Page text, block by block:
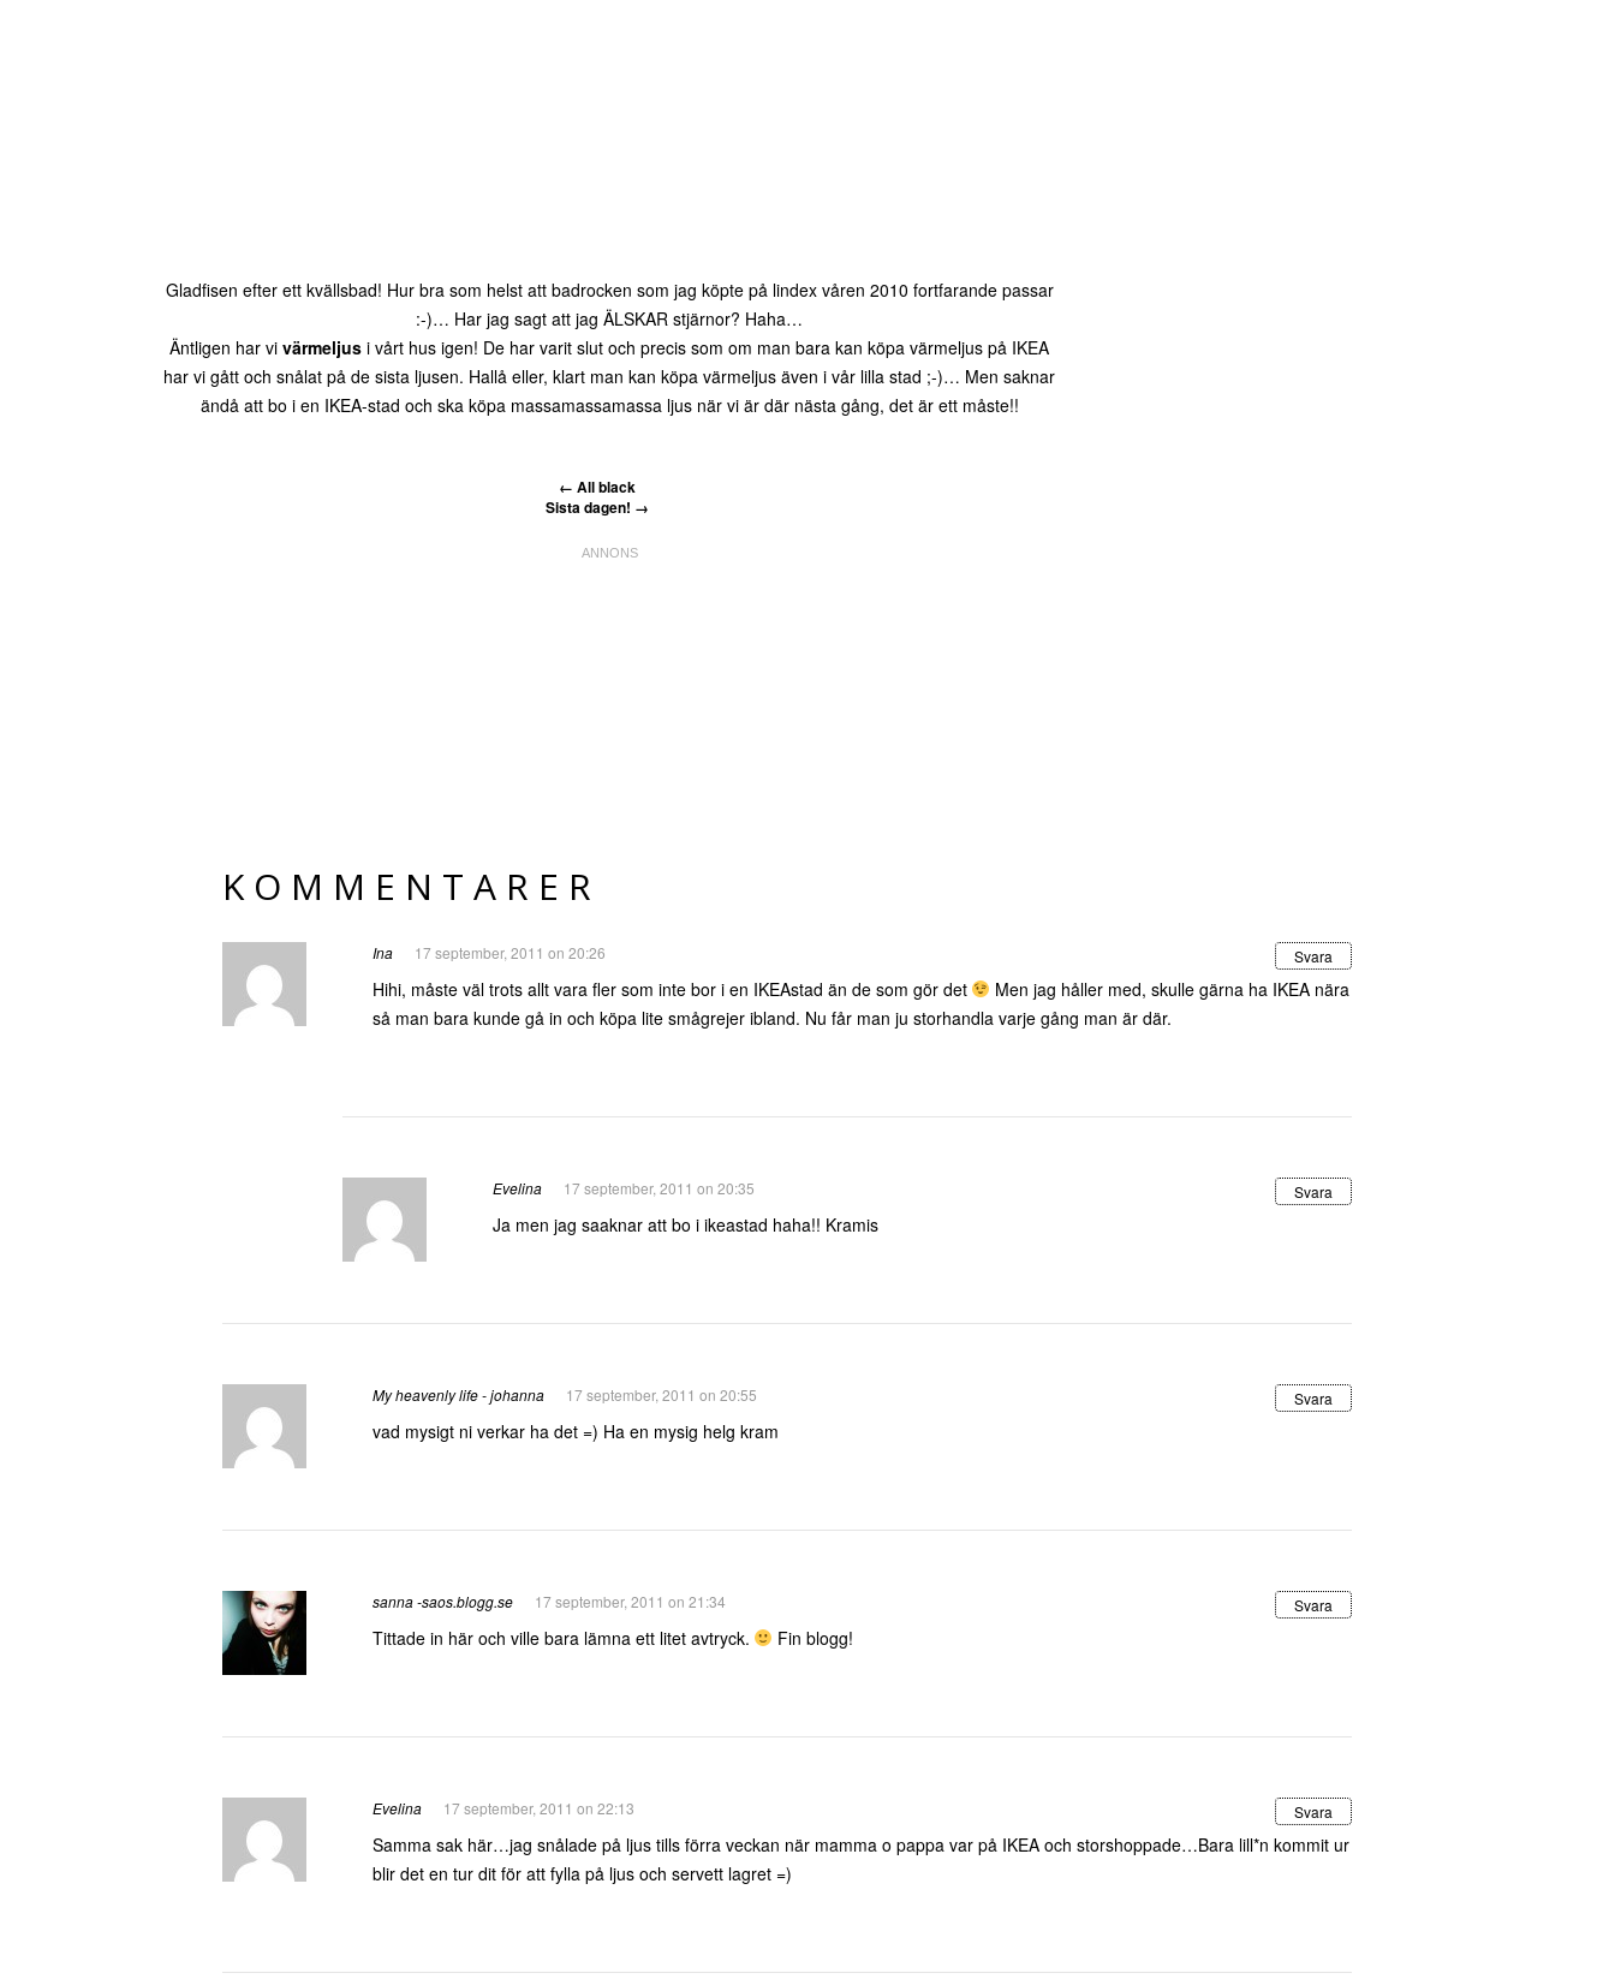
Gladfisen efter ett kvällsbad! Hur bra som helst att badrocken som jag köpte på lindex våren 2010 fortfarande passar
:-)… Har jag sagt att jag ÄLSKAR stjärnor? Haha…
Äntligen har vi värmeljus i vårt hus igen! De har varit slut och precis som om man bara kan köpa värmeljus på IKEA
har vi gått och snålat på de sista ljusen. Hallå eller, klart man kan köpa värmeljus även i vår lilla stad ;-)… Men saknar
ändå att bo i en IKEA-stad och ska köpa massamassamassa ljus när vi är där nästa gång, det är ett måste!!
← All black
Sista dagen! →
KOMMENTARER
Ina 17 september, 2011 on 20:26 Svara
Hihi, måste väl trots allt vara fler som inte bor i en IKEAstad än de som gör det
Men jag håller med, skulle gärna ha IKEA nära
så man bara kunde gå in och köpa lite smågrejer ibland. Nu får man ju storhandla varje gång man är där.
Evelina 17 september, 2011 on 20:35 Svara
Ja men jag saaknar att bo i ikeastad haha!! Kramis
My heavenly life - johanna 17 september, 2011 on 20:55 Svara
vad mysigt ni verkar ha det =) Ha en mysig helg kram
sanna -saos.blogg.se 17 september, 2011 on 21:34 Svara
Tittade in här och ville bara lämna ett litet avtryck. Fin blogg!
Evelina 17 september, 2011 on 22:13 Svara
Samma sak här…jag snålade på ljus tills förra veckan när mamma o pappa var på IKEA och storshoppade…Bara lill*n kommit ur
blir det en tur dit för att fylla på ljus och servett lagret =)